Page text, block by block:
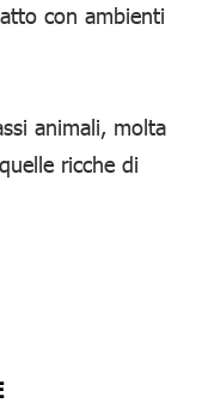
con ambienti
animali, molta
ricche di